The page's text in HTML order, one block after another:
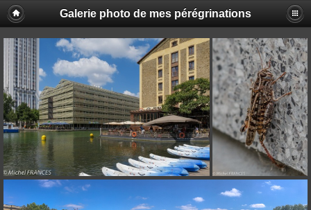
Galerie photo de mes pérégrinations